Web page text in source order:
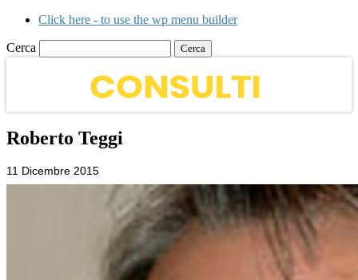
Click here - to use the wp menu builder
Cerca
Roberto Teggi
11 Dicembre 2015